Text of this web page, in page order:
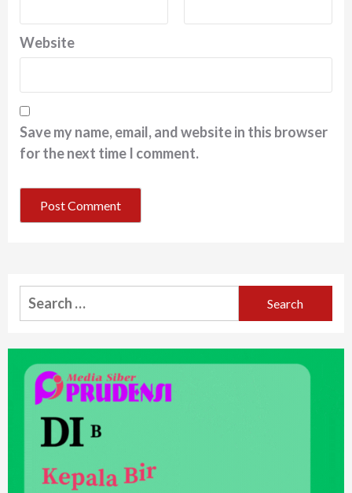
Website
Save my name, email, and website in this browser
for the next time I comment.